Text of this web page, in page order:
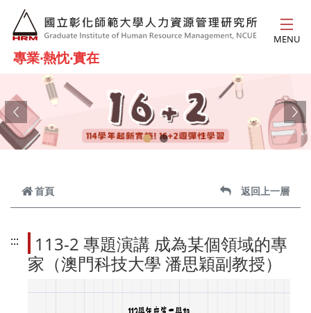
跳到主要內容
專業‧熱忱‧實在
MENU
Previous
首頁 返回上一層
:::
113-2 專題演講 成為某個領域的專
家（澳門科技大學 潘思穎副教授）